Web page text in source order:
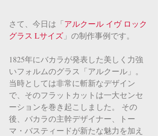
さて、今日は「アルクール イヴ ロック
グラス Lサイズ 」の制作事例です。
1825年にバカラが発表した美しく力強
いフォルムのグラス「アルクール」。
当時としては非常に斬新なデザイン
で、そのフラットカットは一大センセ
ーションを巻き起こしました。 その
後、バカラの主幹デザイナー、トー
マ・バスティードが新たな魅力を加え